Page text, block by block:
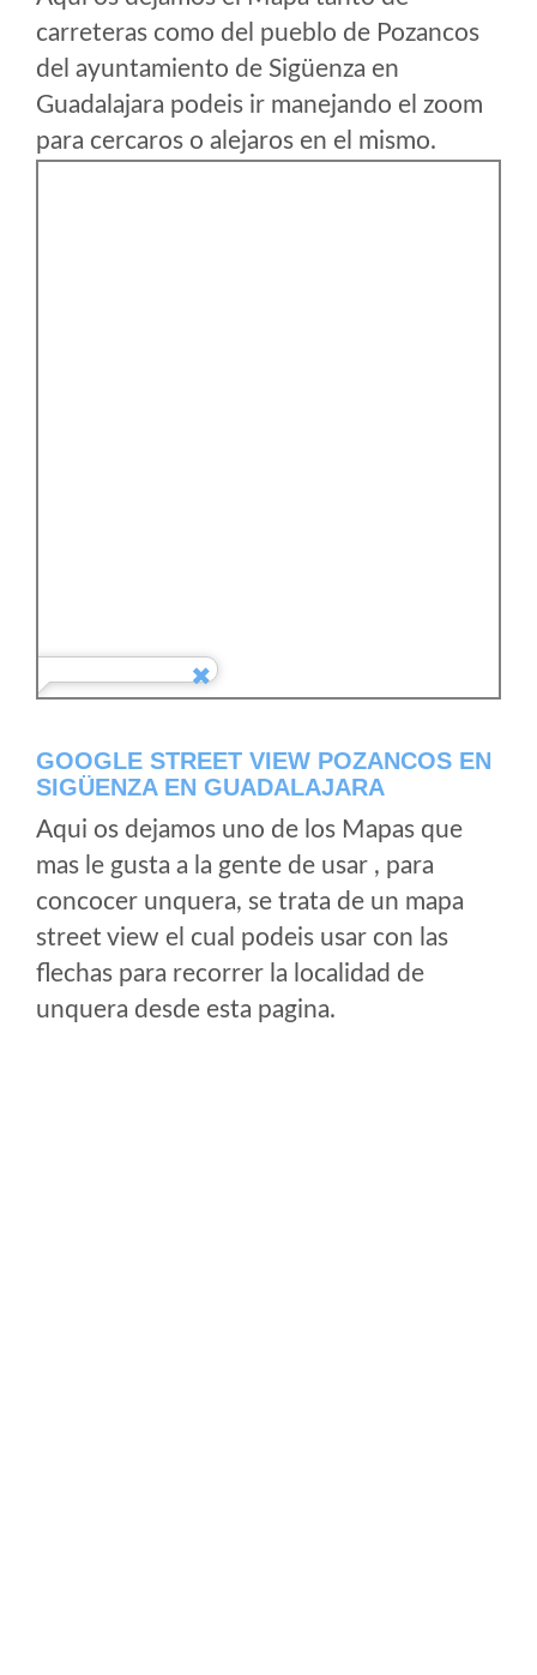
carreteras como del pueblo de Pozancos
del ayuntamiento de Sigüenza en
Guadalajara podeis ir manejando el zoom
para cercaros o alejaros en el mismo.
GOOGLE STREET VIEW POZANCOS EN
SIGÜENZA EN GUADALAJARA
Aqui os dejamos uno de los Mapas que
mas le gusta a la gente de usar , para
concocer unquera, se trata de un mapa
street view el cual podeis usar con las
flechas para recorrer la localidad de
unquera desde esta pagina.